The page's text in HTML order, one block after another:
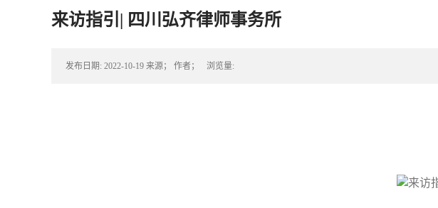
来访指引| 四川弘齐律师事务所
发布日期: 2022-10-19 来源； 作者； 浏览量: